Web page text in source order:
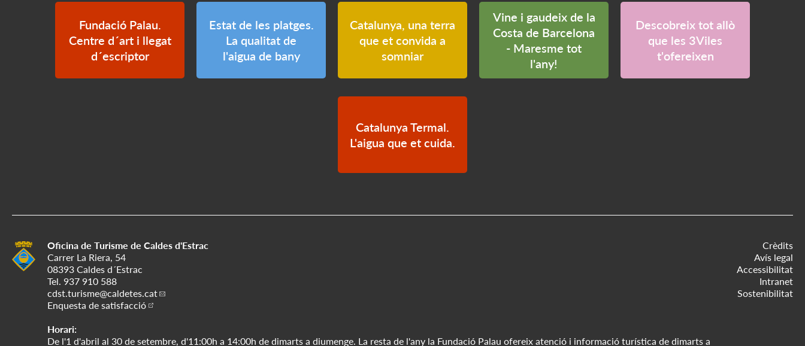
Fundació Palau.
Centre d´art i llegat
d´escriptor
Estat de les platges.
La qualitat de
l'aigua de bany
Catalunya, una terra
que et convida a
somniar
Vine i gaudeix de la
Costa de Barcelona
- Maresme tot
l'any!
Descobreix tot allò
que les 3Viles
t'ofereixen
Catalunya Termal.
L'aigua que et cuida.
Oficina de Turisme de Caldes d'Estrac
Carrer La Riera, 54
08393 Caldes d´Estrac
Tel. 937 910 588
cdst.turisme@caldetes.cat
Enquesta de satisfacció
Horari:
De l'1 d'abril al 30 de setembre, d'11:00h a 14:00h de dimarts a diumenge. La resta de l'any la Fundació Palau ofereix atenció i informació turística de dimarts a
Crèdits
Avís legal
Accessibilitat
Intranet
Sostenibilitat